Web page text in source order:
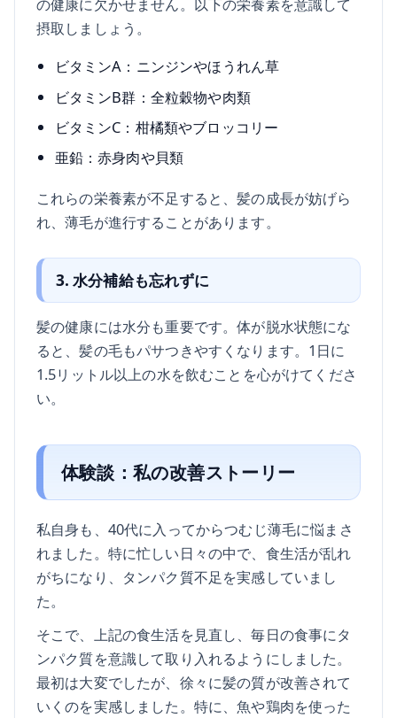
摂取しましょう。
ビタミンA：ニンジンやほうれん草
ビタミンB群：全粒穀物や肉類
ビタミンC：柑橘類やブロッコリー
亜鉛：赤身肉や貝類
これらの栄養素が不足すると、髪の成長が妨げら
れ、薄毛が進行することがあります。
3. 水分補給も忘れずに
髪の健康には水分も重要です。体が脱水状態にな
ると、髪の毛もパサつきやすくなります。1日に
1.5リットル以上の水を飲むことを心がけてくださ
い。
体験談：私の改善ストーリー
私自身も、40代に入ってからつむじ薄毛に悩まさ
れました。特に忙しい日々の中で、食生活が乱れ
がちになり、タンパク質不足を実感していまし
た。
そこで、上記の食生活を見直し、毎日の食事にタ
ンパク質を意識して取り入れるようにしました。
最初は大変でしたが、徐々に髪の質が改善されて
いくのを実感しました。特に、魚や鶏肉を使った